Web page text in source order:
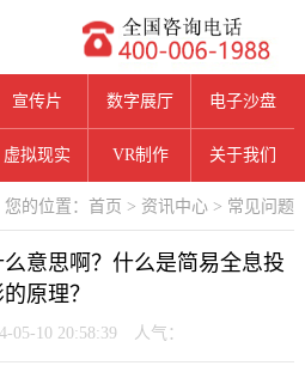
宣传片 数字展厅 电子沙盘
虚拟现实 VR制作 关于我们
您的位置： 首页 > 资讯中心 > 常见问题
意思啊？什么是简易全息投
原理？
05-10 20:58:39 人气：